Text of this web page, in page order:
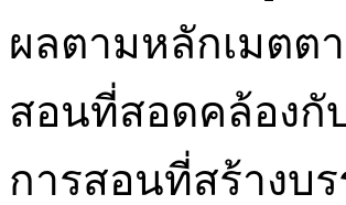
ผลตามหลักเมตต
สอนที่สอดคล้องกั
การสอนที่สร้างบ